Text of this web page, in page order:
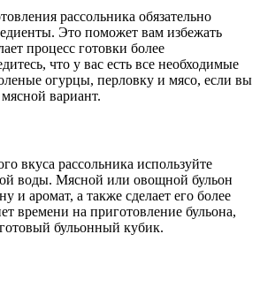
рассольника обязательно
Это поможет вам избежать
процесс готовки более
что у вас есть все необходимые
огурцы, перловку и мясо, если вы
вариант.
вкуса рассольника используйте
воды. Мясной или овощной бульон
и аромат, а также сделает его более
времени на приготовление бульона,
бульонный кубик.